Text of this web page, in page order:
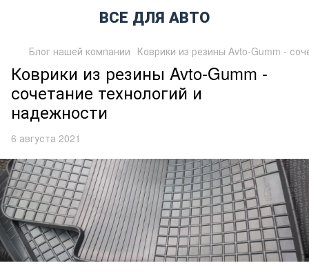
ВСЕ ДЛЯ АВТО
Блог нашей компании Коврики из резины Avto-Gumm -
Коврики из резины Avto-Gumm -
сочетание технологий и
надежности
6 августа 2021